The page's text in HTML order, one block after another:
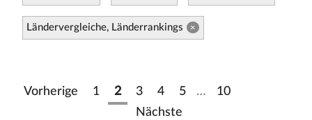
Ländervergleiche, Länderrankings ×
Vorherige 1 2 3 4 5 …
10
Nächste